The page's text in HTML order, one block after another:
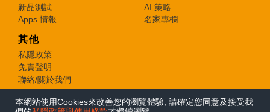
新品測試
Apps 情報
AI 策略
名家專欄
其他
私隱政策
免責聲明
聯絡/關於我們
© 2026 e-zone. All Rights Reserved.
本網站使用Cookies來改善您的瀏覽體驗, 請確定您同意及接受我